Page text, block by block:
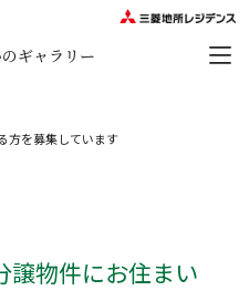
ギャラリー
⽅を募集しています
譲物件にお住まい